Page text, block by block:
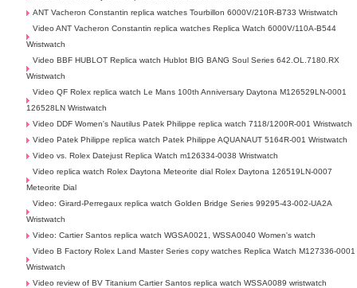
ANT Vacheron Constantin replica watches Tourbillon 6000V/210R-B733 Wristwatch
Video ANT Vacheron Constantin replica watches Replica Watch 6000V/110A-B544
Wristwatch
Video BBF HUBLOT Replica watch Hublot BIG BANG Soul Series 642.OL.7180.RX
Wristwatch
Video QF Rolex replica watch Le Mans 100th Anniversary Daytona M126529LN-0001
126528LN Wristwatch
Video DDF Women's Nautilus Patek Philippe replica watch 7118/1200R-001 Wristwatch
Video Patek Philippe replica watch Patek Philippe AQUANAUT 5164R-001 Wristwatch
Video vs. Rolex Datejust Replica Watch m126334-0038 Wristwatch
Video replica watch Rolex Daytona Meteorite dial Rolex Daytona 126519LN-0007
Meteorite Dial
Video: Girard-Perregaux replica watch Golden Bridge Series 99295-43-002-UA2A
Wristwatch
Video: Cartier Santos replica watch WGSA0021, WSSA0040 Women's watch
Video B Factory Rolex Land Master Series copy watches Replica Watch M127336-0001
Wristwatch
Video review of BV Titanium Cartier Santos replica watch WSSA0089 wristwatch